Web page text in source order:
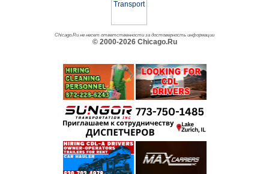
Chicago.Ru не несет ответственности за достоверность информации
© 2000-2026 Chicago.Ru